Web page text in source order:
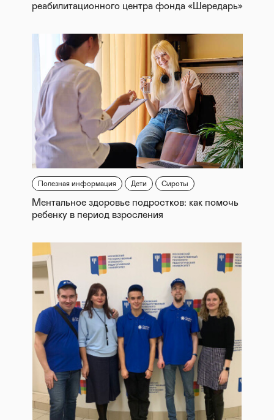
реабилитационного центра фонда «Шередарь»
Полезная информация Дети Сироты
Ментальное здоровье подростков: как помочь
ребенку в период взросления